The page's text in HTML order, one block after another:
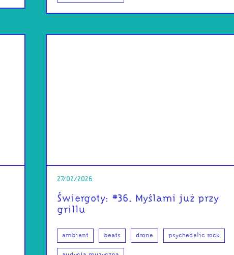
27/02/2026
Świergoty: #36. Myślami już przy
grillu
ambient beats drone psychedelic rock